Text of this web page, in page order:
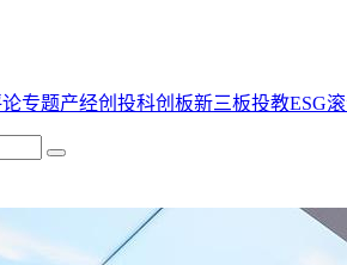
专题产经创投科创板新三板投教ESG